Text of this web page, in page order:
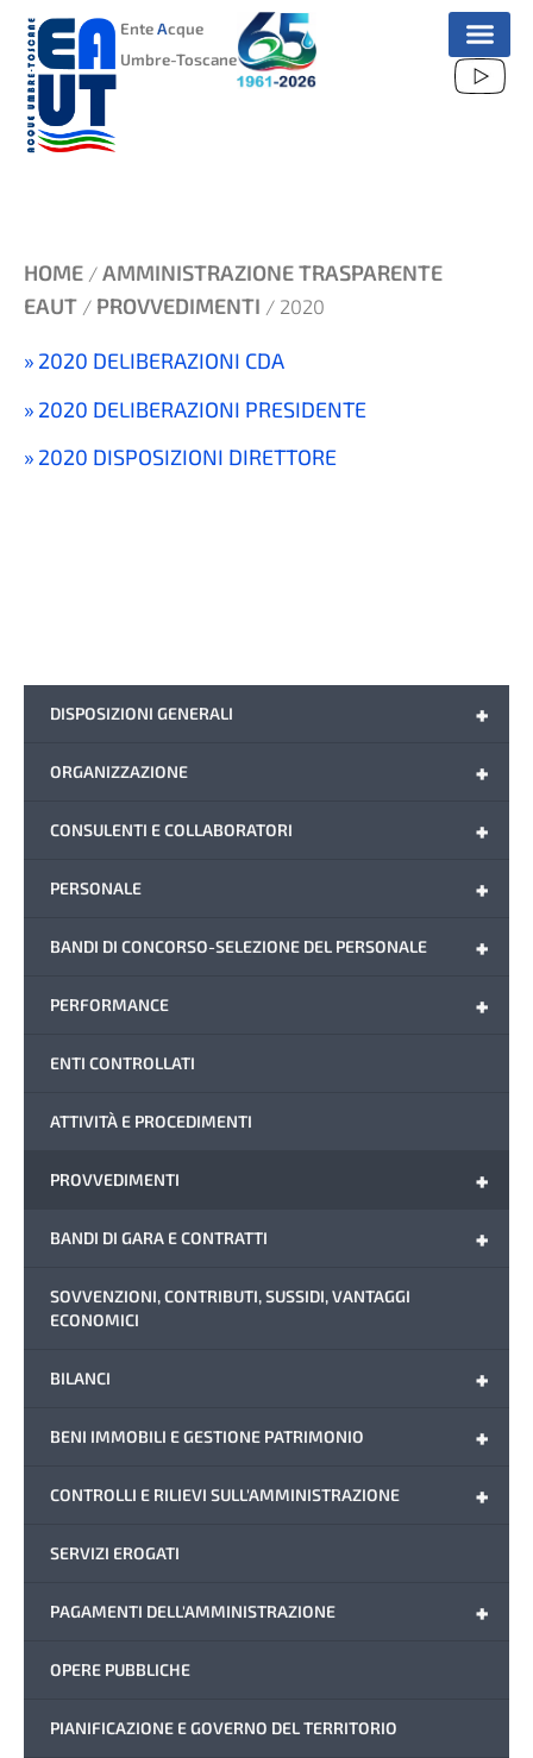
VAI
CONTENUTO
EnteAcque
Umbre-Toscane
+
DISPOSIZIONI GENERALI
+
ORGANIZZAZIONE
+
CONSULENTI E COLLABORATORI
+
PERSONALE
+
BANDI DI CONCORSO-SELEZIONE DEL PERSONALE
+
PERFORMANCE
ENTI CONTROLLATI
ATTIVITÀ E PROCEDIMENTI
+
PROVVEDIMENTI
+
BANDI DI GARA E CONTRATTI
SOVVENZIONI, CONTRIBUTI, SUSSIDI, VANTAGGI
ECONOMICI
+
BILANCI
+
BENI IMMOBILI E GESTIONE PATRIMONIO
+
CONTROLLI E RILIEVI SULL'AMMINISTRAZIONE
SERVIZI EROGATI
+
PAGAMENTI DELL'AMMINISTRAZIONE
OPERE PUBBLICHE
PIANIFICAZIONE E GOVERNO DEL TERRITORIO
HOME / AMMINISTRAZIONE TRASPARENTE
EAUT / PROVVEDIMENTI / 2020
2020 DELIBERAZIONI CDA
2020 DELIBERAZIONI PRESIDENTE
2020 DISPOSIZIONI DIRETTORE